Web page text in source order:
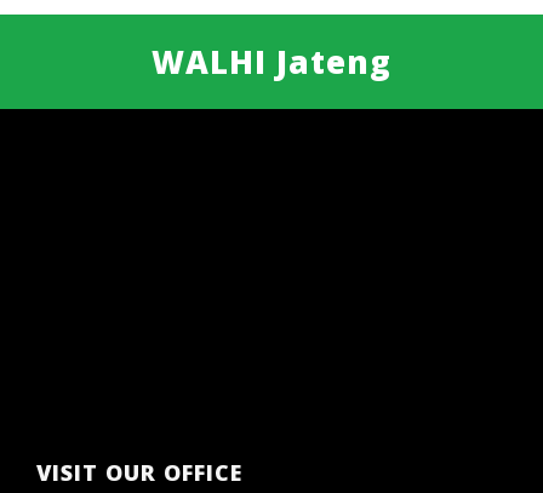
WALHI Jateng
VISIT OUR OFFICE